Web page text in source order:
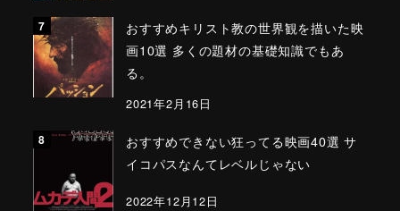
おすすめキリスト教の世界観を描いた映
画10選 多くの題材の基礎知識でもあ
る。
2021年2月16日
おすすめできない狂ってる映画40選 サ
イコパスなんてレベルじゃない
2022年12月12日